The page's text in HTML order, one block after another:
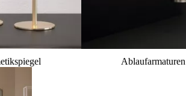
Ablaufarmaturen